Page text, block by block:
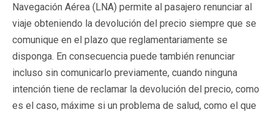
Navegación Aérea (LNA) permite al pasajero renunciar al
viaje obteniendo la devolución del precio siempre que se
comunique en el plazo que reglamentariamente se
disponga. En consecuencia puede también renunciar
incluso sin comunicarlo previamente, cuando ninguna
intención tiene de reclamar la devolución del precio, como
es el caso, máxime si un problema de salud, como el que